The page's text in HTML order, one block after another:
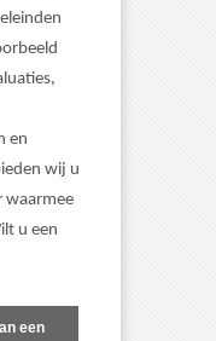
en
wij u
waarmee
u een
een